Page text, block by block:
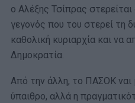
ο Αλέξης Τσίπρας
γεγονός που του στερεί τη
καθολική κυριαρχία και να
Δημοκρατία.
Από την άλλη, το ΠΑΣΟΚ ναι
ύπαιθρο, αλλά η